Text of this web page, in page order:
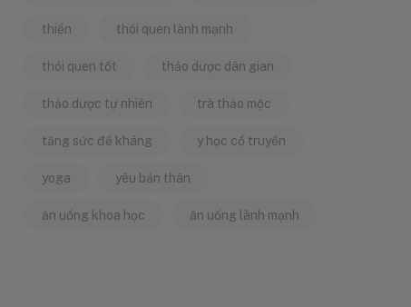
thiền thói quen lành mạnh
thói quen tốt thảo dược dân gian
thảo dược tự nhiên trà thảo mộc
tăng sức đề kháng y học cổ truyền
yoga yêu bản thân
ăn uống khoa học ăn uống lành mạnh